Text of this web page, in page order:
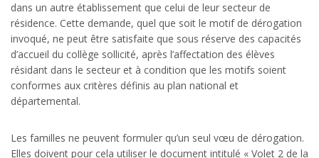
dans un autre établissement que celui de leur secteur de
résidence. Cette demande, quel que soit le motif de dérogation
invoqué, ne peut être satisfaite que sous réserve des capacités
d’accueil du collège sollicité, après l’affectation des élèves
résidant dans le secteur et à condition que les motifs soient
conformes aux critères définis au plan national et
départemental.
Les familles ne peuvent formuler qu’un seul vœu de dérogation.
Elles doivent pour cela utiliser le document intitulé « Volet 2 de la